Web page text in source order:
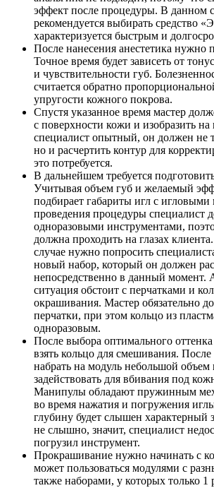
эффект после процедуры. В данном
рекомендуется выбирать средство
характеризуется быстрым и
После нанесения анестетика нужно
Точное время будет зависеть от
и чувствительности губ.
считается обратно
упругости кожного покрова.
Спустя указанное время мастер
с поверхности кожи и изобразить на
специалист опытный, он должен не
но и расчертить контур для
это потребуется.
В дальнейшем требуется
Учитывая объем губ и желаемый
подбирает габариты игл с
проведения процедуры специалист
одноразовыми инструментами,
должна проходить на глазах
случае нужно попросить
новый набор, который он должен
непосредственно в данный момент.
ситуация обстоит с перчатками и
окрашивания. Мастер обязательно
перчатки, при этом кольцо из
одноразовым.
После выбора оптимального
взять кольцо для смешивания.
набрать на модуль небольшой объем
задействовать для вбивания под
Манипулы обладают пружинным
во время нажатия и погружения
глубину будет слышен характерный
не слышно, значит, специалист
погрузил инструмент.
Прокрашивание нужно начинать с
может пользоваться модулями с
также наборами, у которых только 1